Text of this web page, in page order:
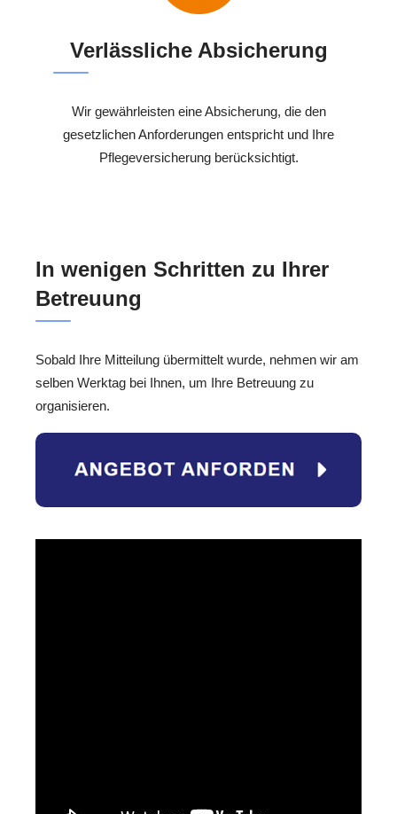
Verlässliche Absicherung
Wir gewährleisten eine Absicherung, die den
gesetzlichen Anforderungen entspricht und Ihre
Pflegeversicherung berücksichtigt.
In wenigen Schritten zu Ihrer
Betreuung
Sobald Ihre Mitteilung übermittelt wurde, nehmen wir am
selben Werktag bei Ihnen, um Ihre Betreuung zu
organisieren.